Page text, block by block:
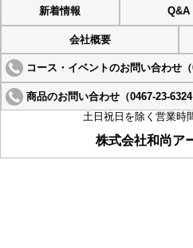
新着情報 Q&A
会社概要
コース・イベントのお問い合わせ（
商品のお問い合わせ（0467-23-6324
土日祝日を除く営業時
株式会社和尚ア